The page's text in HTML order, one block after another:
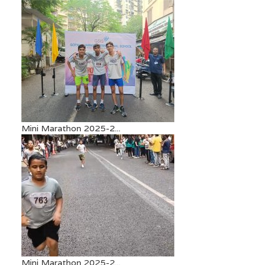
Mini Marathon 2025-2...
Mini Marathon 2025-2...